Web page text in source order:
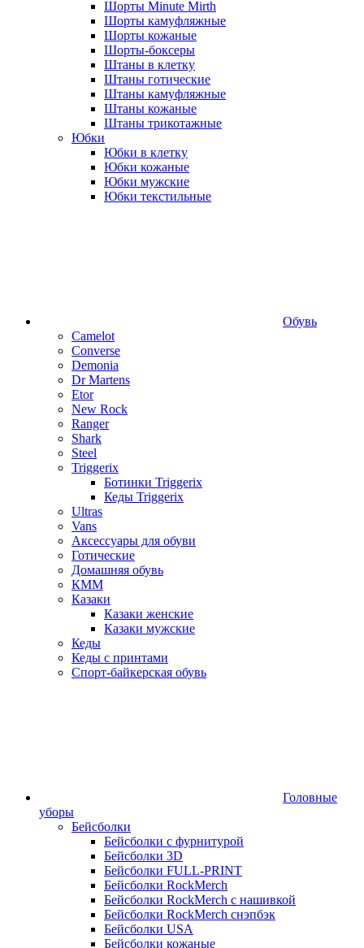
Шорты Minute Mirth
Шорты камуфляжные
Шорты кожаные
Шорты-боксеры
Штаны в клетку
Штаны готические
Штаны камуфляжные
Штаны кожаные
Штаны трикотажные
Юбки
Юбки в клетку
Юбки кожаные
Юбки мужские
Юбки текстильные
Обувь
Camelot
Converse
Demonia
Dr Martens
Etor
New Rock
Ranger
Shark
Steel
Triggerix
Ботинки Triggerix
Кеды Triggerix
Ultras
Vans
Аксессуары для обуви
Готические
Домашняя обувь
КММ
Казаки
Казаки женские
Казаки мужские
Кеды
Кеды с принтами
Спорт-байкерская обувь
Головные
уборы
Бейсболки
Бейсболки с фурнитурой
Бейсболки 3D
Бейсболки FULL-PRINT
Бейсболки RockMerch
Бейсболки RockMerch с нашивкой
Бейсболки RockMerch снэпбэк
Бейсболки USA
Бейсболки кожаные